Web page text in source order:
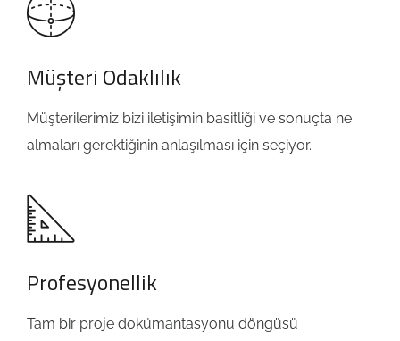
Müşteri Odaklılık
Müşterilerimiz bizi iletişimin basitliği ve sonuçta ne
almaları gerektiğinin anlaşılması için seçiyor.
Profesyonellik
Tam bir proje dokümantasyonu döngüsü